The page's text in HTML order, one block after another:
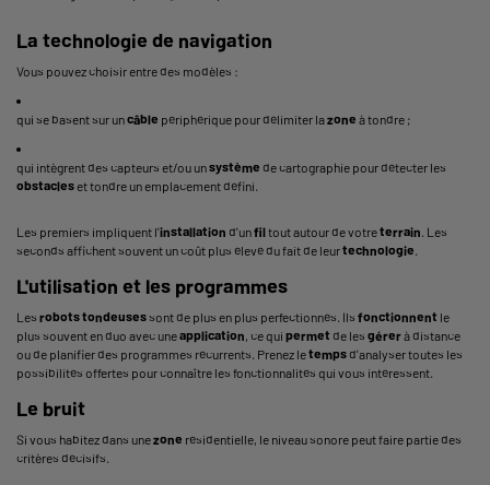
La technologie de navigation
Vous pouvez choisir entre des modèles :
qui se basent sur uncâble périphérique pour délimiter lazone à tondre ;
qui intègrent des capteurs et/ou unsystème de cartographie pour détecter les
obstacleset tondre un emplacement défini.
Les premiers impliquent l'installation d'unfiltout autour de votreterrain. Les
seconds affichent souvent un coût plus élevé du fait de leurtechnologie.
L'utilisation et les programmes
Les robots tondeusessont de plus en plus perfectionnés. Ils fonctionnent le
plus souvent en duo avec uneapplication, ce qui permet de les gérerà distance
ou de planifier des programmes récurrents. Prenez letempsd'analyser toutes les
possibilités offertes pour connaître les fonctionnalités qui vous intéressent.
Le bruit
Si vous habitez dans unezone résidentielle, le niveau sonore peut faire partie des
critères décisifs.